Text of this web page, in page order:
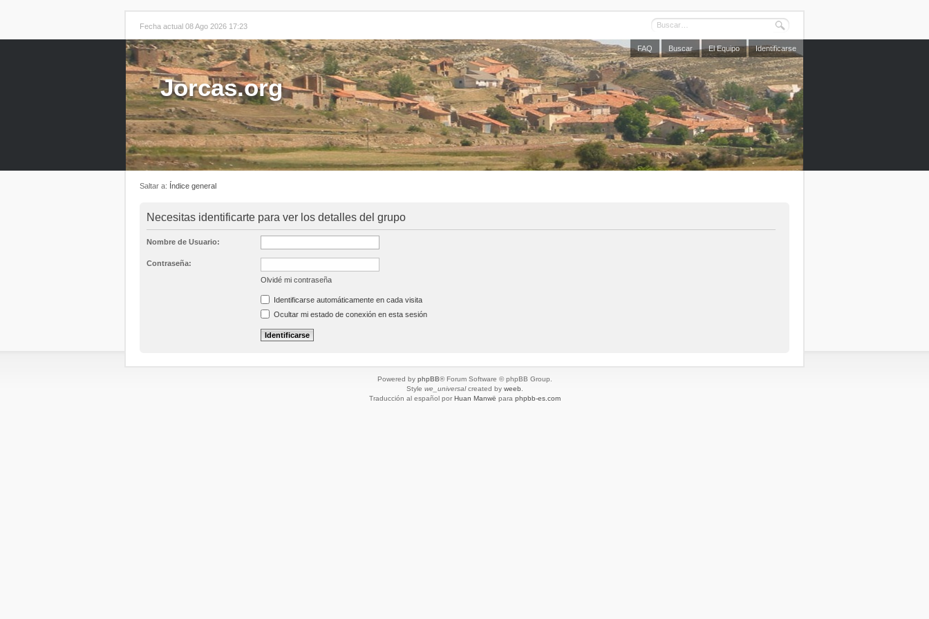
Fecha actual 08 Ago 2026 17:23
FAQ Buscar El Equipo Identificarse
Jorcas.org
Saltar a: Índice general
Necesitas identificarte para ver los detalles del grupo
Nombre de Usuario:
Contraseña:
Olvidé mi contraseña
Identificarse automáticamente en cada visita
Ocultar mi estado de conexión en esta sesión
Powered by phpBB® Forum Software © phpBB Group.
Style we_universalcreated by weeb
Traducción al español por Huan Manwë para phpbb-es.com